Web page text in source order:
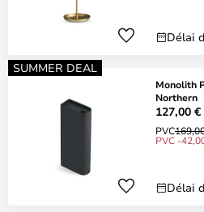
Délai
SUMMER DEAL
Monolith
Northern
127,00 €
PVC
PVC -
Délai